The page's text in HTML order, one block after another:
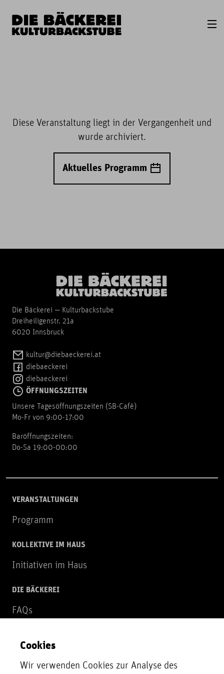
Diese Veranstaltung liegt in der Vergangenheit und
wurde archiviert.
Aktuelles Programm
Die Bäckerei — Kulturbackstube
Dreiheiligenstr. 21a
6020 Innsbruck
kultur@diebaeckerei.at
diebaeckerei
diebaeckerei
ÖFFNUNGSZEITEN
Unsere Tagesöffnungszeiten (SB-Cafè)
Mo-Fr von 9:00-17:00
Baröffnungszeiten:
Do-Sa 19:00-00:00
VERANSTALTUNGEN
Programm
KOLLEKTIVE IM HAUS
Initiativen im Haus
DIE BÄCKEREI
FAQs
NEWSLETTER
Zur Newsletter Anmeldung
Cookies
Wir verwenden Cookies zur Analyse des